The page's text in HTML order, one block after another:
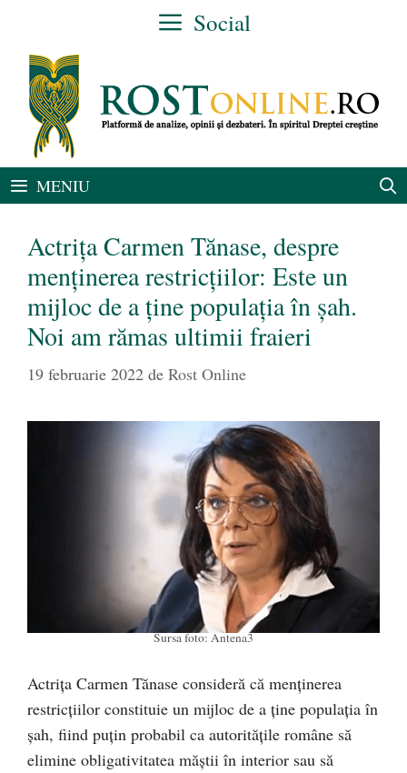
conținut
Social
MENIU
Actrița Carmen Tănase, despre
menținerea restricţiilor: Este un
mijloc de a ţine populaţia în șah.
Noi am rămas ultimii fraieri
19 februarie 2022 de Rost Online
Sursa foto: Antena3
Actrița Carmen Tănase consideră că menținerea
restricțiilor constituie un mijloc de a ține populația în
șah, fiind puțin probabil ca autoritățile române să
elimine obligativitatea măștii în interior sau să